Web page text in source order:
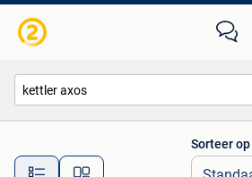
Alle afstanden…
Sorteer op